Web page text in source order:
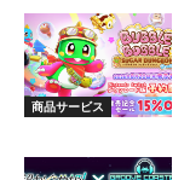
商品サービス